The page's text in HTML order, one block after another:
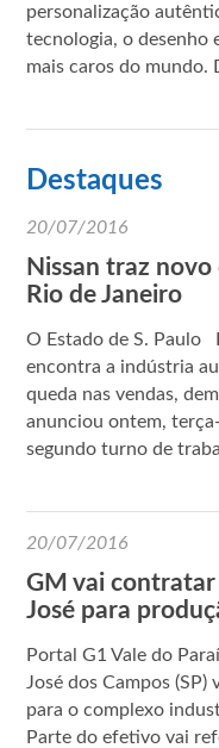
personalização
tecnologia, o desenho
mais caros do mundo.
Destaques
20/07/2016
Nissan traz
Rio de Janeiro
O Estado de S. Paulo
encontra a indústria
queda nas vendas,
anunciou ontem,
segundo turno de
20/07/2016
GM vai
José para
Portal G1 Vale do
José dos Campos
para o complexo
Parte do efetivo vai